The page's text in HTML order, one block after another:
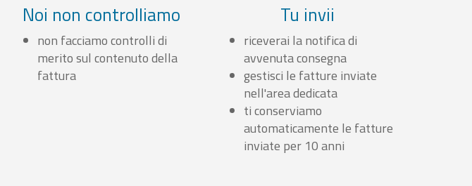
Noi non controlliamo
non facciamo controlli di
merito sul contenuto della
fattura
Tu invii
riceverai la notifica di
avvenuta consegna
gestisci le fatture inviate
nell'area dedicata
ti conserviamo
automaticamente le fatture
inviate per 10 anni